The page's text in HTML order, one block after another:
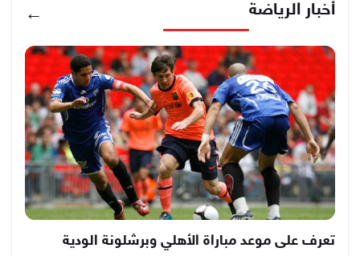
أخبار الرياضة ←
تعرف على موعد مباراة الأهلي وبرشلونة الودية